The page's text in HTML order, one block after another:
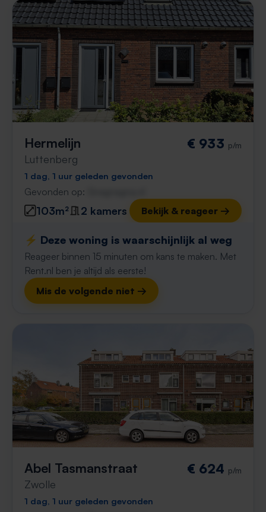
Hermelijn
Luttenberg
€ 933 p/m
1 dag, 1 uur geleden gevonden
Gevonden op:
103m² 2 kamers Bekijk & reageer →
⚡️ Deze woning is waarschijnlijk al weg
Reageer binnen 15 minuten om kans te maken. Met
Rent.nl ben je altijd als eerste!
Mis de volgende niet →
Abel Tasmanstraat
Zwolle
€ 624 p/m
1 dag, 1 uur geleden gevonden